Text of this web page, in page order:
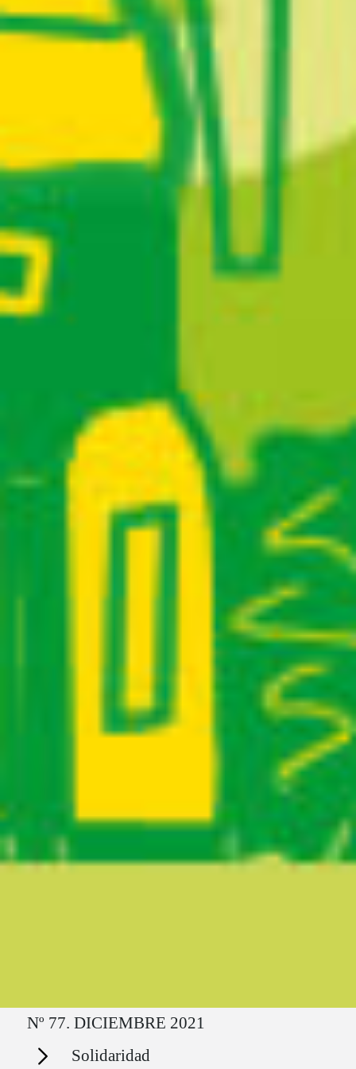
Ruta del sitio
Nº 77. DICIEMBRE 2021
Secciones Solidaridad